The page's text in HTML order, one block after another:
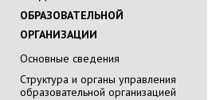
ОБРАЗОВАТЕЛЬНОЙ
ОРГАНИЗАЦИИ
Основные сведения
Cтруктура и органы управления
образовательной организацией